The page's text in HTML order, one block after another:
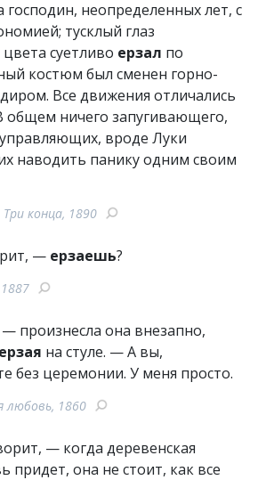
господин, неопределенных лет, с
тусклый глаз
суетливо ерзал по
костюм был сменен горно-
Все движения отличались
общем ничего запугивающего,
вроде Луки
наводить панику одним своим
конца, 1890
— ерзаешь?
произнесла она внезапно,
ерзая на стуле. — А вы,
без церемонии. У меня просто.
любовь, 1860
— когда деревенская
придет, она не стоит, как все